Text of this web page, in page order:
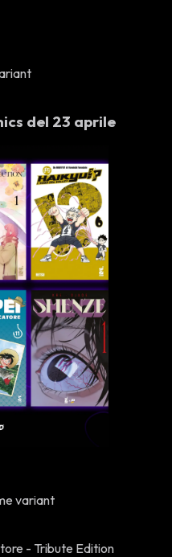
del 23 aprile
variant
- Tribute Edition